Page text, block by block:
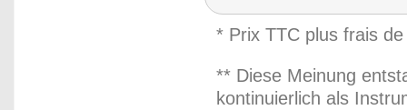
* Prix TTC plus frais
** Diese Meinung
kontinuierlich als